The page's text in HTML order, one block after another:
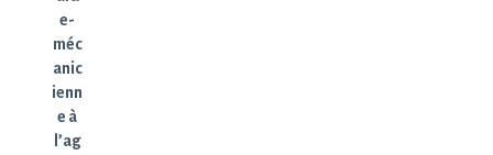
e-
méc
anic
ienn
e à
l’ag